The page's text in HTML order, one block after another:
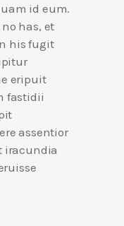
id eum.
has, et
his fugit
eripuit
fastidii
assentior
iracundia